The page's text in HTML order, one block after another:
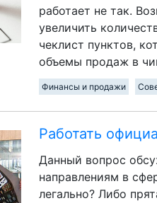
работает не так.
увеличить
чеклист пунктов,
объемы продаж в
Финансы и продажи
Работать
Данный вопрос
направлениям в
легально? Либо